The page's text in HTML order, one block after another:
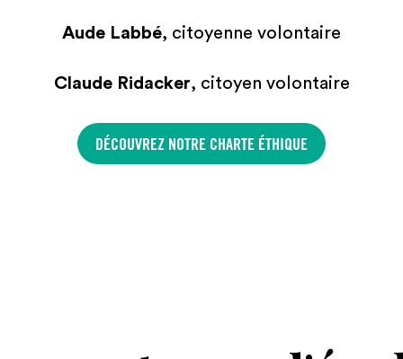
Aude Labbé, citoyenne volontaire
Claude Ridacker, citoyen volontaire
DÉCOUVREZ NOTRE CHARTE ÉTHIQUE